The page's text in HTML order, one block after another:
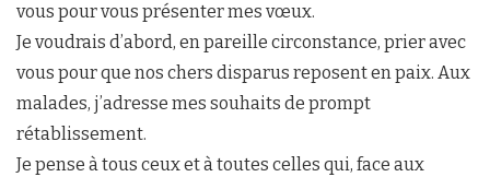
vous pour vous présenter mes vœux.
Je voudrais d’abord, en pareille circonstance, prier avec
vous pour que nos chers disparus reposent en paix. Aux
malades, j’adresse mes souhaits de prompt
rétablissement.
Je pense à tous ceux et à toutes celles qui, face aux